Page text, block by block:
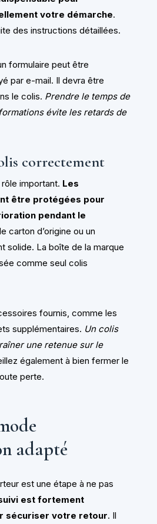
votre démarche.
des instructions détaillées.
formulaire peut être
par e-mail. Il devra être
le colis. Prendre le temps de
évite les retards de
correctement
rôle important. Les
être protégées pour
pendant le
carton d’origine ou un
solide. La boîte de la marque
comme seul colis
fournis, comme les
supplémentaires. Un colis
une retenue sur le
également à bien fermer le
perte.
adapté
est une étape à ne pas
est fortement
sécuriser votre retour. Il